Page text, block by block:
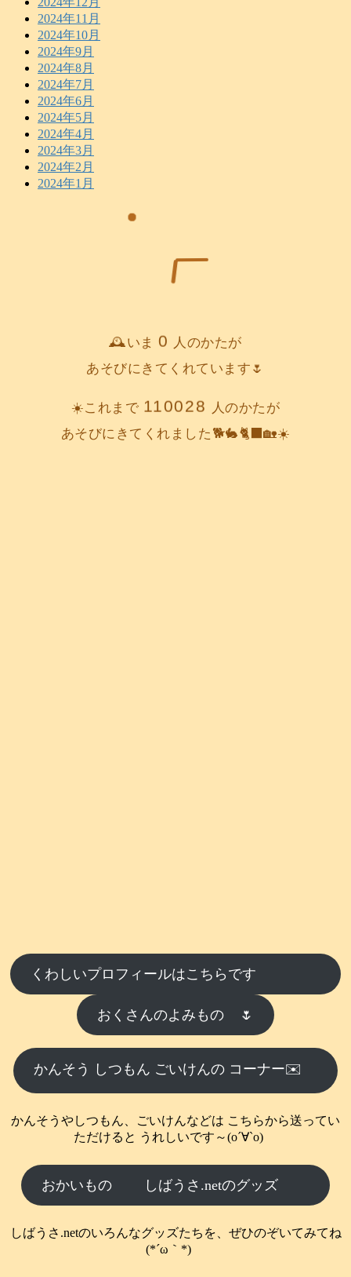
2024年11月
2024年10月
2024年9月
2024年8月
2024年7月
2024年6月
2024年5月
2024年4月
2024年3月
2024年2月
2024年1月
🕰️いま0 人のかたが
あそびにきてくれています🌷
☀️これまで 110028
人のかたが
あそびにきてくれました🐕️🐇🐈‍⬛🏡☀️
くわしいプロフィールはこちらです
おくさんのよみもの 🌷
かんそう しつもん ごいけんの コーナー✉️
かんそうやしつもん、ごいけんなどは こちらから送ってい
ただけると うれしいです～(о´∀`о)
おかいもの しばうさ.netのグッズ
しばうさ.netのいろんなグッズたちを、ぜひのぞいてみてね
(*´ω｀*)